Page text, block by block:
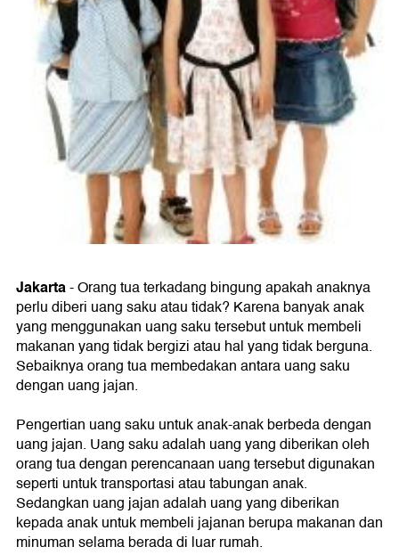
Jakarta- Orang tua terkadang bingung apakah anaknya
perlu diberi uang saku atau tidak? Karena banyak anak
yang menggunakan uang saku tersebut untuk membeli
makanan yang tidak bergizi atau hal yang tidak berguna.
Sebaiknya orang tua membedakan antara uang saku
dengan uang jajan.
Pengertian uang saku untuk anak-anak berbeda dengan
uang jajan. Uang saku adalah uang yang diberikan oleh
orang tua dengan perencanaan uang tersebut digunakan
seperti untuk transportasi atau tabungan anak.
Sedangkan uang jajan adalah uang yang diberikan
kepada anak untuk membeli jajanan berupa makanan dan
minuman selama berada di luar rumah.